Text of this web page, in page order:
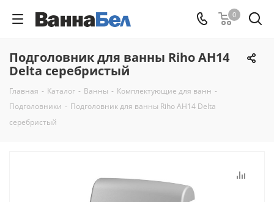
0
Подголовник для ванны Riho AH14
Delta серебристый
Главная - Каталог - Ванны - Комплектующие для ванн -
Подголовники - Подголовник для ванны Riho AH14 Delta
серебристый